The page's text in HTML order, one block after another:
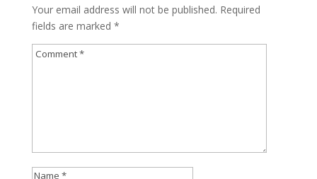
Your email address will not be published. Required
fields are marked *